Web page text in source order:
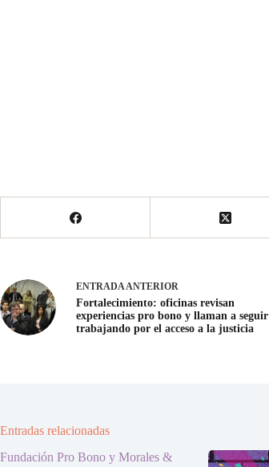
ENTRADAANTERIOR
Fortalecimiento: oficinas revisan
experiencias pro bono y llaman a seguir
trabajando por el acceso a la justicia
Entradas relacionadas
Fundación Pro Bono y Morales &